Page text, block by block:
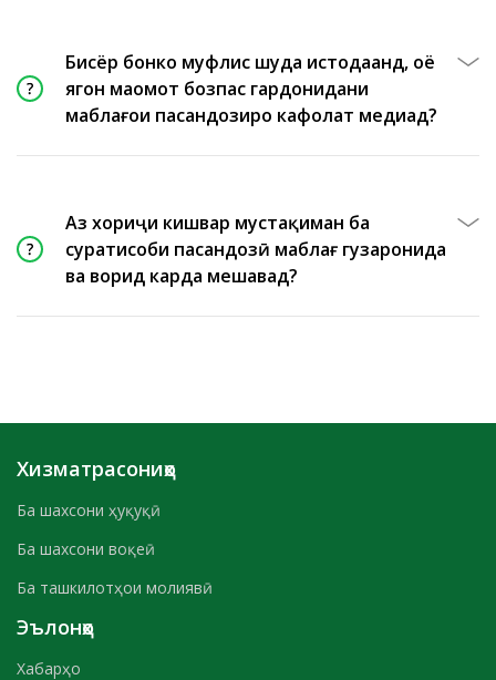
Бисёр бонкҳо муфлис шуда истодаанд, оё
ягон маҳомот бозпас гардонидани
маблаҳғҳои пасандозиро кафолат медиҳад?
Аз хориҷи кишвар мустақиман ба
суратҳисоби пасандозӣ маблағ гузаронида
ва ворид карда мешавад?
Хизматрасониҳо
Ба шахсони ҳуқуқӣ
Ба шахсони воқеӣ
Ба ташкилотҳои молиявӣ
Эълонҳо
Хабарҳо